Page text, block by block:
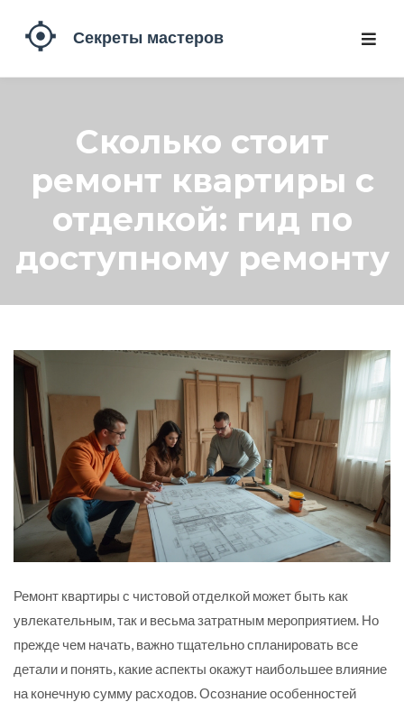
Сколько стоит
ремонт квартиры с
отделкой: гид по
доступному ремонту
Ремонт квартиры с чистовой отделкой может быть как
увлекательным, так и весьма затратным мероприятием. Но
прежде чем начать, важно тщательно спланировать все
детали и понять, какие аспекты окажут наибольшее влияние
на конечную сумму расходов. Осознание особенностей